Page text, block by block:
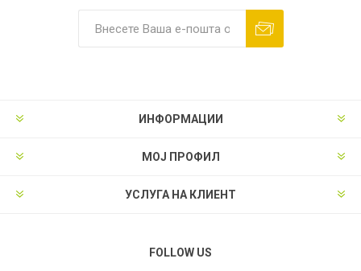
ИНФОРМАЦИИ
МОЈ ПРОФИЛ
УСЛУГА НА КЛИЕНТ
FOLLOW US